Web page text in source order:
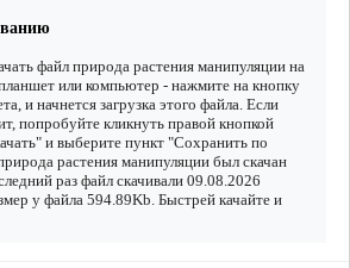
файл природа растения манипуляции на
или компьютер - нажмите на кнопку
и начнется загрузка этого файла. Если
попробуйте кликнуть правой кнопкой
и выберите пункт "Сохранить по
растения манипуляции был скачан
раз файл скачивали 09.08.2026
у файла 594.89Kb. Быстрей качайте и